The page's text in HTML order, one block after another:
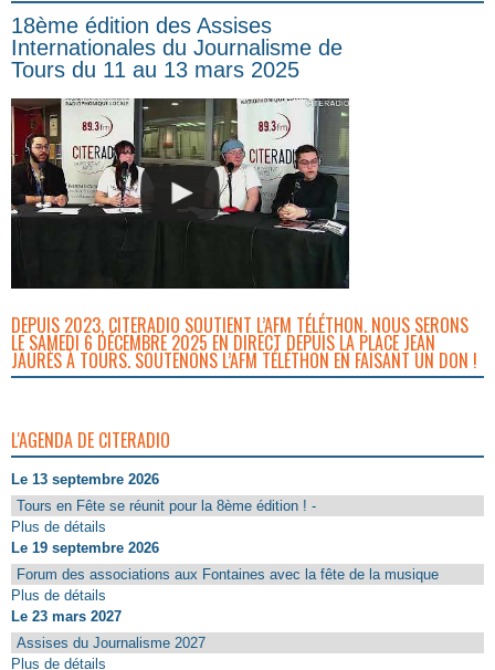
18ème édition des Assises
Internationales du Journalisme de
Tours du 11 au 13 mars 2025
DEPUIS 2023, CITERADIO SOUTIENT L’AFM TÉLÉTHON. NOUS SERONS
LE SAMEDI 6 DÉCEMBRE 2025 EN DIRECT DEPUIS LA PLACE JEAN
JAURÈS À TOURS. SOUTENONS L’AFM TÉLÉTHON EN FAISANT UN DON !
L'AGENDA DE CITERADIO
Le 13 septembre 2026
Tours en Fête se réunit pour la 8ème édition ! -
Plus de détails
Le 19 septembre 2026
Forum des associations aux Fontaines avec la fête de la musique
Plus de détails
Le 23 mars 2027
Assises du Journalisme 2027
Plus de détails